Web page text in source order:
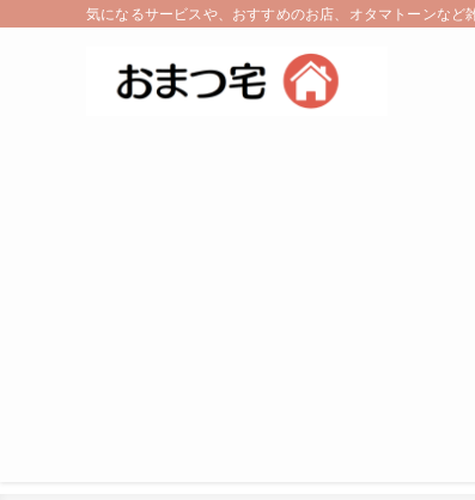
気になるサービスや、おすすめのお店、オタマトーンなど